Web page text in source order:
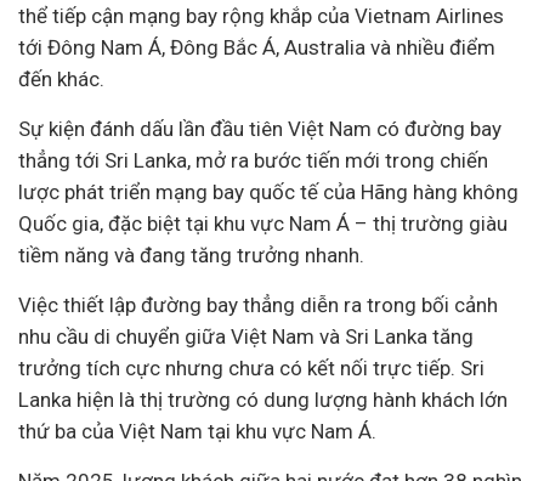
thể tiếp cận mạng bay rộng khắp của Vietnam Airlines
tới Đông Nam Á, Đông Bắc Á, Australia và nhiều điểm
đến khác.
Sự kiện đánh dấu lần đầu tiên Việt Nam có đường bay
thẳng tới Sri Lanka, mở ra bước tiến mới trong chiến
lược phát triển mạng bay quốc tế của Hãng hàng không
Quốc gia, đặc biệt tại khu vực Nam Á – thị trường giàu
tiềm năng và đang tăng trưởng nhanh.
Việc thiết lập đường bay thẳng diễn ra trong bối cảnh
nhu cầu di chuyển giữa Việt Nam và Sri Lanka tăng
trưởng tích cực nhưng chưa có kết nối trực tiếp. Sri
Lanka hiện là thị trường có dung lượng hành khách lớn
thứ ba của Việt Nam tại khu vực Nam Á.